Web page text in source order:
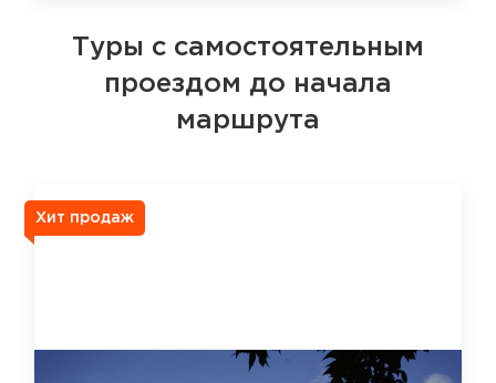
Туры с самостоятельным
проездом до начала
маршрута
Хит продаж